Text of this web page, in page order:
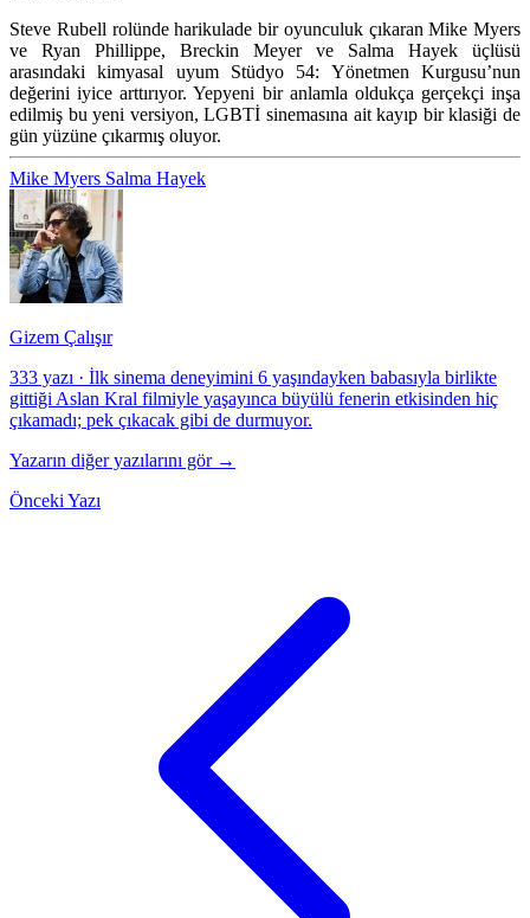
Steve Rubell rolünde harikulade bir oyunculuk çıkaran Mike Myers
ve Ryan Phillippe, Breckin Meyer ve Salma Hayek üçlüsü
arasındaki kimyasal uyum Stüdyo 54: Yönetmen Kurgusu’nun
değerini iyice arttırıyor. Yepyeni bir anlamla oldukça gerçekçi inşa
edilmiş bu yeni versiyon, LGBTİ sinemasına ait kayıp bir klasiği de
gün yüzüne çıkarmış oluyor.
Mike Myers Salma Hayek
Gizem Çalışır
333 yazı · İlk sinema deneyimini 6 yaşındayken babasıyla birlikte
gittiği Aslan Kral filmiyle yaşayınca büyülü fenerin etkisinden hiç
çıkamadı; pek çıkacak gibi de durmuyor.
Yazarın diğer yazılarını gör →
Önceki Yazı